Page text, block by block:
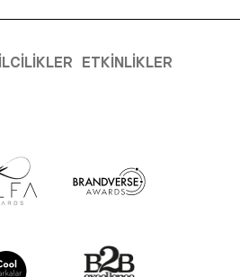
ETKINLIKLER